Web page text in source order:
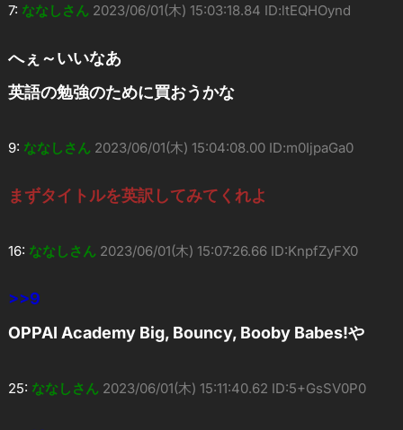
7: ななしさん 2023/06/01(木) 15:03:18.84 ID:ltEQHOynd
へぇ～いいなあ
英語の勉強のために買おうかな
9: ななしさん 2023/06/01(木) 15:04:08.00 ID:m0IjpaGa0
まずタイトルを英訳してみてくれよ
16: ななしさん 2023/06/01(木) 15:07:26.66 ID:KnpfZyFX0
>>9
OPPAI Academy Big, Bouncy, Booby Babes!や
25: ななしさん 2023/06/01(木) 15:11:40.62 ID:5+GsSV0P0